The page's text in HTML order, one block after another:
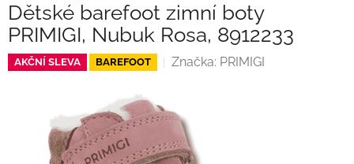
Dětské barefoot zimní boty
PRIMIGI, Nubuk Rosa, 8912233
AKČNÍ SLEVA BAREFOOT Značka: PRIMIGI